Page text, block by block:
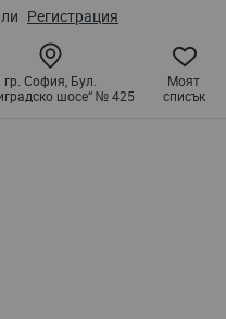
Регистрация
Моят
списък
гр. София, Бул.
шосе“ № 425